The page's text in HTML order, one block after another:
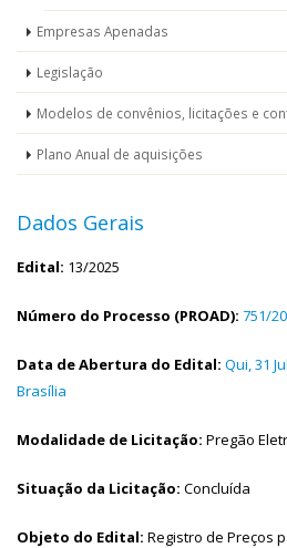
Empresas Apenadas
Legislação
Modelos de convênios, licitações e
Plano Anual de aquisições
Dados Gerais
Edital: 13/2025
Número do Processo (PROAD): 751/
Data de Abertura do Edital: Qui, 31
Brasília
Modalidade de Licitação: Pregão
Situação da Licitação: Concluída
Objeto do Edital: Registro de Preços